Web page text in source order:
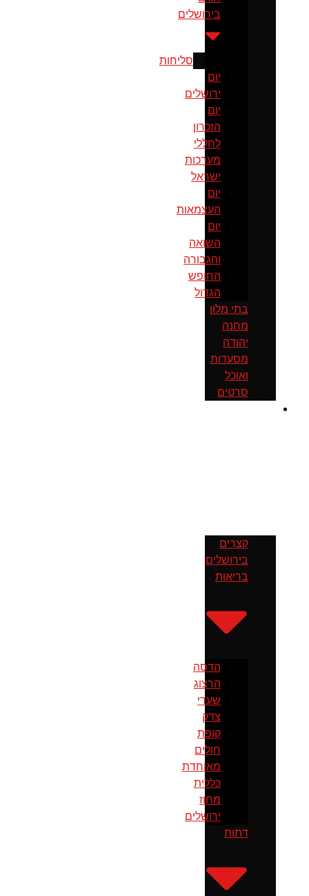
בירושלים
סליחות
יום
ירושלים
יום
הזכרון
לחללי
מערכות
ישראל
יום
העצמאות
יום
השואה
והגבורה
החופש
הגדול
בתי מלון
מחנה
יהודה
מסעדות
ואוכל
סרטים
קצרים
בירושלים
בריאות
הדסה
הרצוג
שערי
צדק
קופת
חולים
מאוחדת
כללית
מחוז
ירושלים
דתות